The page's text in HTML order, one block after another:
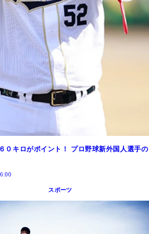
０キロがポイント！ プロ野球新外国人選手の
スポーツ